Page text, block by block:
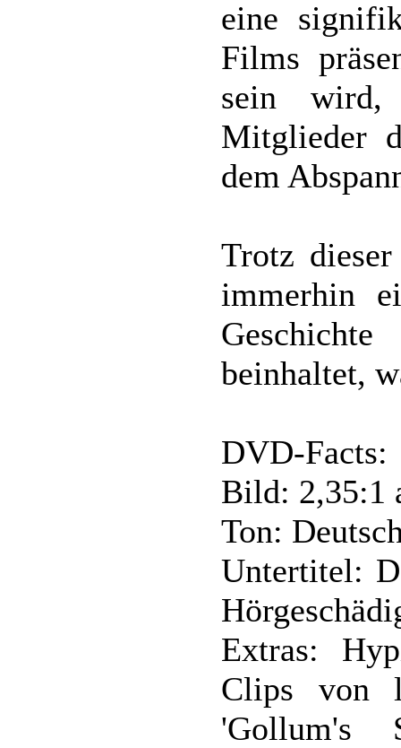
eine
Films
sein wird,
Mitglieder
dem
Trotz
immerhin
beinhaltet,
DVD-Facts:
Bild: 2,35:1
Ton:
Untertitel:
Extras:
Clips von
'Gollum's